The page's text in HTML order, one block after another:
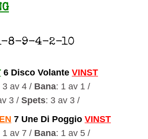
8-9-4-2-10
6 Disco Volante VINST
3 av 4 / Bana: 1 av 1 /
3 / Spets: 3 av 3 /
7 Une Di Poggio VINST
1 av 7 / Bana: 1 av 5 /